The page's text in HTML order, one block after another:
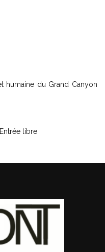
humaine du Grand Canyon
libre